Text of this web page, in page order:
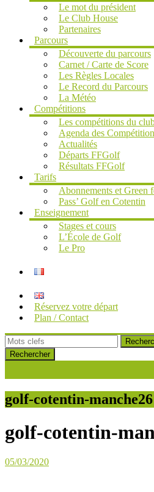
Le mot du président
Le Club House
Partenaires
Parcours
Découverte du parcours
Carnet / Carte de Score
Les Règles Locales
Le Record du Parcours
La Météo
Compétitions
Les compétitions du
Agenda des
Actualités
Départs FFGolf
Résultats FFGolf
Tarifs
Abonnements et Green
Pass’ Golf en Cotentin
Enseignement
Stages et cours
L’École de Golf
Le Pro
Réservez votre départ
Plan / Contact
golf-cotentin-manche26
golf-cotentin-
05/03/2020